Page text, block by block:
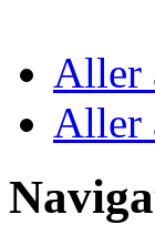
Aller
Aller